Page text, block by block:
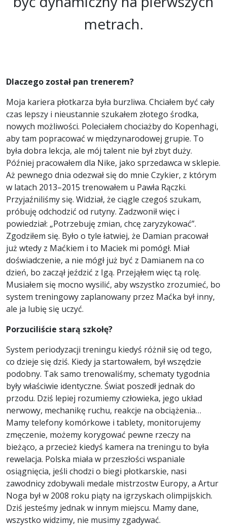
metrach.
Dlaczego został pan trenerem?
Moja kariera płotkarza była burzliwa. Chciałem być cały
czas lepszy i nieustannie szukałem złotego środka,
nowych możliwości. Poleciałem chociażby do Kopenhagi,
aby tam popracować w międzynarodowej grupie. To
była dobra lekcja, ale mój talent nie był zbyt duży.
Później pracowałem dla Nike, jako sprzedawca w sklepie.
Aż pewnego dnia odezwał się do mnie Czykier, z którym
w latach 2013–2015 trenowałem u Pawła Rączki.
Przyjaźniliśmy się. Widział, że ciągle czegoś szukam,
próbuję odchodzić od rutyny. Zadzwonił więc i
powiedział: „Potrzebuję zmian, chcę zaryzykować”.
Zgodziłem się. Było o tyle łatwiej, że Damian pracował
już wtedy z Maćkiem i to Maciek mi pomógł. Miał
doświadczenie, a nie mógł już być z Damianem na co
dzień, bo zaczął jeździć z Igą. Przejąłem więc tą rolę.
Musiałem się mocno wysilić, aby wszystko zrozumieć, bo
system treningowy zaplanowany przez Maćka był inny,
ale ja lubię się uczyć.
Porzuciliście starą szkołę?
System periodyzacji treningu kiedyś różnił się od tego,
co dzieje się dziś. Kiedy ja startowałem, był wszędzie
podobny. Tak samo trenowaliśmy, schematy tygodnia
były właściwie identyczne. Świat poszedł jednak do
przodu. Dziś lepiej rozumiemy człowieka, jego układ
nerwowy, mechanikę ruchu, reakcje na obciążenia…
Mamy telefony komórkowe i tablety, monitorujemy
zmęczenie, możemy korygować pewne rzeczy na
bieżąco, a przecież kiedyś kamera na treningu to była
rewelacja. Polska miała w przeszłości wspaniale
osiągnięcia, jeśli chodzi o biegi płotkarskie, nasi
zawodnicy zdobywali medale mistrzostw Europy, a Artur
Noga był w 2008 roku piąty na igrzyskach olimpijskich.
Dziś jesteśmy jednak w innym miejscu. Mamy dane,
wszystko widzimy, nie musimy zgadywać.